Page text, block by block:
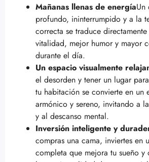
Mañanas llenas de energíaUn
profundo, ininterrumpido y a la
correcta se traduce directamente
vitalidad, mejor humor y mayor
durante el día.
Un espacio visualmente
el desorden y tener un lugar
tu habitación se convierte en un
armónico y sereno, invitando a
y al descanso mental.
Inversión inteligente y
compras una cama, inviertes en
completa que mejora tu sueño y